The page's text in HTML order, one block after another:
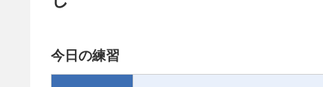
今日の練習